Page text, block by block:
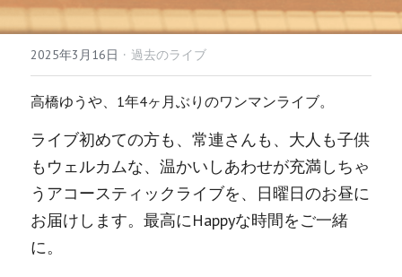
rough楽曲集・歌詞
ライブ映像
2025年3月16日 · 過去のライブ
高橋ゆうや、1年4ヶ月ぶりのワンマンライブ。
ライブ初めての方も、常連さんも、大人も子供
もウェルカムな、温かいしあわせが充満しちゃ
うアコースティックライブを、日曜日のお昼に
お届けします。最高にHappyな時間をご一緒
に。